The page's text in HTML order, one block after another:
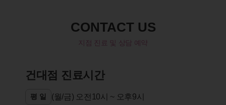
CONTACT US
지점 진료 및 상담 예약
건대점 진료시간
평 일
(월/금) 오전10시 ~ 오후9시